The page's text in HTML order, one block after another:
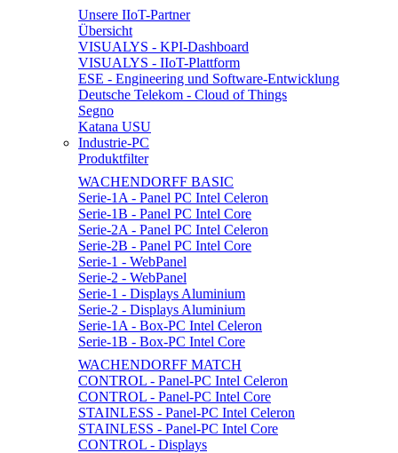
Unsere IIoT-Partner
Übersicht
VISUALYS - KPI-Dashboard
VISUALYS - IIoT-Plattform
ESE - Engineering und Software-Entwicklung
Deutsche Telekom - Cloud of Things
Segno
Katana USU
Industrie-PC
Produktfilter
WACHENDORFF BASIC
Serie-1A - Panel PC Intel Celeron
Serie-1B - Panel PC Intel Core
Serie-2A - Panel PC Intel Celeron
Serie-2B - Panel PC Intel Core
Serie-1 - WebPanel
Serie-2 - WebPanel
Serie-1 - Displays Aluminium
Serie-2 - Displays Aluminium
Serie-1A - Box-PC Intel Celeron
Serie-1B - Box-PC Intel Core
WACHENDORFF MATCH
CONTROL - Panel-PC Intel Celeron
CONTROL - Panel-PC Intel Core
STAINLESS - Panel-PC Intel Celeron
STAINLESS - Panel-PC Intel Core
CONTROL - Displays